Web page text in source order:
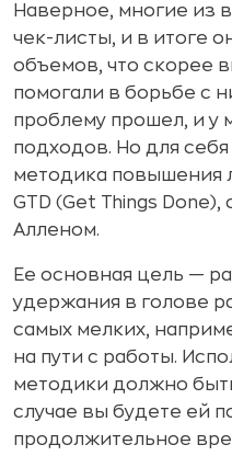
Наверное, многие из
чек-листы, и в итоге
объемов, что скорее
помогали в борьбе с
проблему прошел, и у
подходов. Но для
методика повышения
GTD (Get Things
Алленом.
Ее основная цель —
удержания в голове
самых мелких,
на пути с работы.
методики должно
случае вы будете ей
продолжительное